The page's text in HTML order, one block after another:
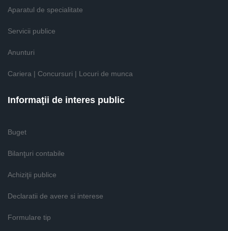
Aparatul de specialitate
Servicii publice
Anunturi
Cariera | Concursuri | Locuri de munca
Informaţii de interes public
Buget
Bilanţuri contabile
Achiziţii publice
Declaratii de avere si interese
Formulare tip